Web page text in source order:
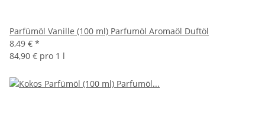
Parfümöl Vanille (100 ml) Parfumöl Aromaöl Duftöl
8,49 € *
84,90 € pro 1 l